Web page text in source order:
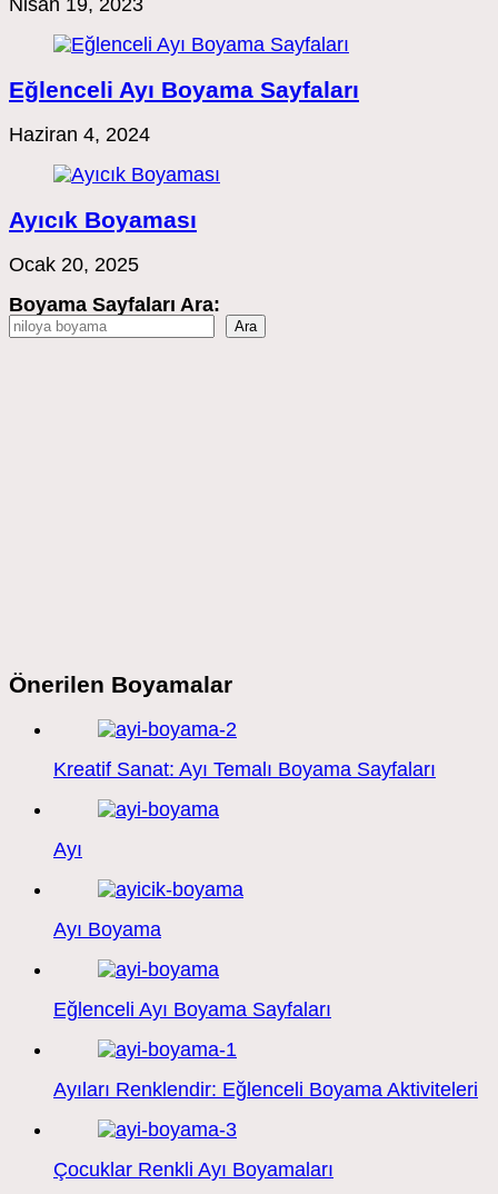
Eğlenceli Ayı Boyama Sayfaları
Haziran 4, 2024
Ayıcık Boyaması
Ocak 20, 2025
Boyama Sayfaları Ara:
Ara
Önerilen Boyamalar
Kreatif Sanat: Ayı Temalı Boyama Sayfaları
Ayı
Ayı Boyama
Eğlenceli Ayı Boyama Sayfaları
Ayıları Renklendir: Eğlenceli Boyama Aktiviteleri
Çocuklar Renkli Ayı Boyamaları